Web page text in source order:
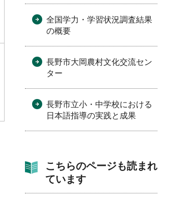
全国学力・学習状況調査結果
の概要
長野市大岡農村文化交流セン
ター
長野市立小・中学校における
日本語指導の実践と成果
こちらのページも読まれ
ています